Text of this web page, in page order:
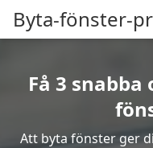
Byta-fönster-
Få 3
Att byta fönster ger